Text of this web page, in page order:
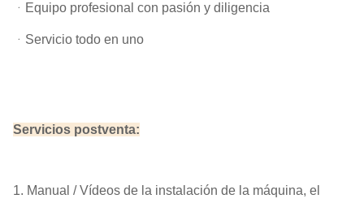
ᆞEquipo profesional con pasión y diligencia
ᆞServicio todo en uno
Servicios postventa:
1. Manual / Vídeos de la instalación de la máquina, el